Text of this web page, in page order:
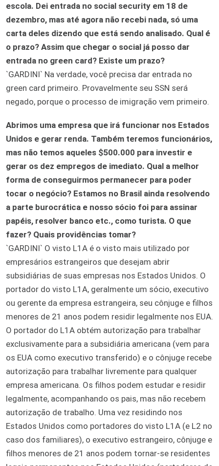
escola. Dei entrada no social security em 18 de
dezembro, mas até agora não recebi nada, só uma
carta deles dizendo que está sendo analisado. Qual é
o prazo? Assim que chegar o social já posso dar
entrada no green card? Existe um prazo?
`GARDINI` Na verdade, você precisa dar entrada no
green card primeiro. Provavelmente seu SSN será
negado, porque o processo de imigração vem primeiro.
Abrimos uma empresa que irá funcionar nos Estados
Unidos e gerar renda. Também teremos funcionários,
mas não temos aqueles $500.000 para investir e
gerar os dez empregos de imediato. Qual a melhor
forma de conseguirmos permanecer para poder
tocar o negócio? Estamos no Brasil ainda resolvendo
a parte burocrática e nosso sócio foi para assinar
papéis, resolver banco etc., como turista. O que
fazer? Quais providências tomar?
`GARDINI` O visto L1A é o visto mais utilizado por
empresários estrangeiros que desejam abrir
subsidiárias de suas empresas nos Estados Unidos. O
portador do visto L1A, geralmente um sócio, executivo
ou gerente da empresa estrangeira, seu cônjuge e filhos
menores de 21 anos podem residir legalmente nos EUA.
O portador do L1A obtém autorização para trabalhar
exclusivamente para a subsidiária americana (vem para
os EUA como executivo transferido) e o cônjuge recebe
autorização para trabalhar livremente para qualquer
empresa americana. Os filhos podem estudar e residir
legalmente, acompanhando os pais, mas não recebem
autorização de trabalho. Uma vez residindo nos
Estados Unidos como portadores do visto L1A (e L2 no
caso dos familiares), o executivo estrangeiro, cônjuge e
filhos menores de 21 anos podem tornar-se residentes